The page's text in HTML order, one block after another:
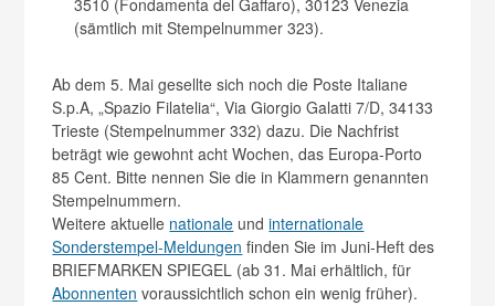
3510 (Fondamenta del Gaffaro), 30123 Venezia
(sämtlich mit Stempelnummer 323).
Ab dem 5. Mai gesellte sich noch die Poste Italiane
S.p.A, „Spazio Filatelia“, Via Giorgio Galatti 7/D, 34133
Trieste (Stempelnummer 332) dazu. Die Nachfrist
beträgt wie gewohnt acht Wochen, das Europa-Porto
85 Cent. Bitte nennen Sie die in Klammern genannten
Stempelnummern.
Weitere aktuelle nationale undinternationale
Sonderstempel-Meldungen finden Sie im Juni-Heft des
BRIEFMARKEN SPIEGEL (ab 31. Mai erhältlich, für
Abonnenten voraussichtlich schon ein wenig früher).